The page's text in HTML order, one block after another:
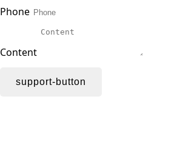
Phone
Content
support-button